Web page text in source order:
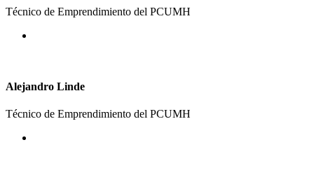
Técnico de Emprendimiento del PCUMH
Alejandro Linde
Técnico de Emprendimiento del PCUMH